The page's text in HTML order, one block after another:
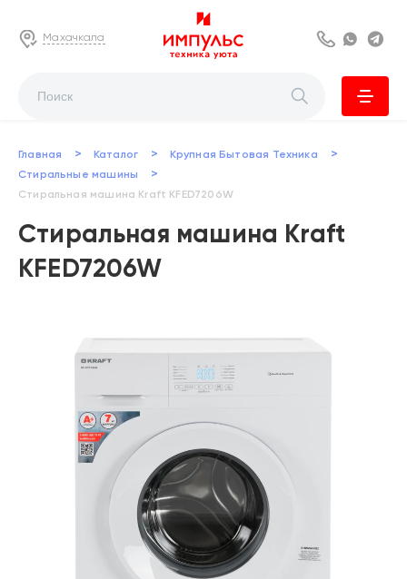
Махачкала 8 800 222 63
Главная > Каталог > Крупная Бытовая Техника >
Стиральные машины >
Стиральная машина Kraft KFED7206W
Стиральная машина Kraft
KFED7206W